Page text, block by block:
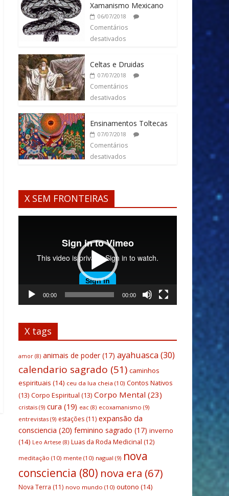
Xamanismo Mexicano
06/07/2018
Comentários
desativados
Celtas e Druidas
07/07/2018
Comentários
desativados
Ensinamentos Toltecas
07/07/2018
Comentários
desativados
X SEM FRONTEIRAS
00:00 00:00
X tags
amor (8) animais de poder(17) ayahuasca(30)
calendario sagrado (51) caminhos
espirituais (14) ceu da lua cheia (10) Contos Nativos
(13) Corpo Espiritual (13) Corpo Mental (23)
cristais (9) cura (19) eac (8) ecoxamanismo (9)
entrevistas (9) estações (11) expansão da
consciencia (20) feminino sagrado (17) inverno
(14) Leo Artese (8) Luas da Roda Medicinal (12)
meditação (10) mente (10) nagual (9) nova
consciencia (80) nova era (67)
Nova Terra (11) novo mundo (10) outono (14)